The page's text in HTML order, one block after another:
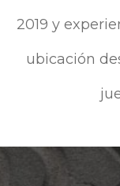
2019 y
ubicación